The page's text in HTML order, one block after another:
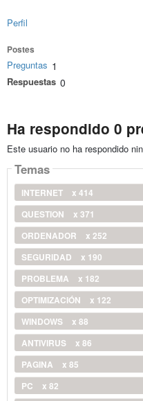
Perfil
Postes
Preguntas 1
Respuestas 0
Ha respondido 0
Este usuario no ha respondido
Temas
INTERNET
x 414
QUESTION
x 371
ORDENADOR
x 252
SEGURIDAD
x 190
PROBLEMA
x 182
OPTIMIZACIÓN
x 122
WINDOWS
x 88
ANTIVIRUS
x 86
PAGINA
x 85
PC
x 82